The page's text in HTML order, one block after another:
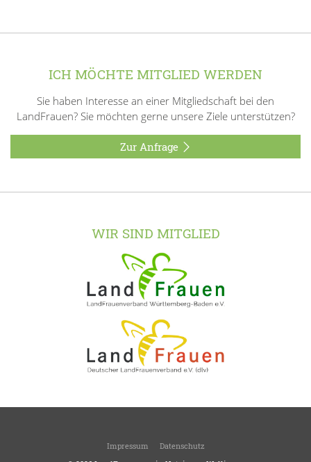
ICH MÖCHTE MITGLIED WERDEN
Sie haben Interesse an einer Mitgliedschaft bei den
LandFrauen? Sie möchten gerne unsere Ziele unterstützen?
Zur Anfrage
WIR SIND MITGLIED
Impressum
Datenschutz